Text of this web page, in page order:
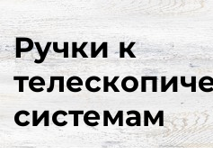
Ручки к
системам